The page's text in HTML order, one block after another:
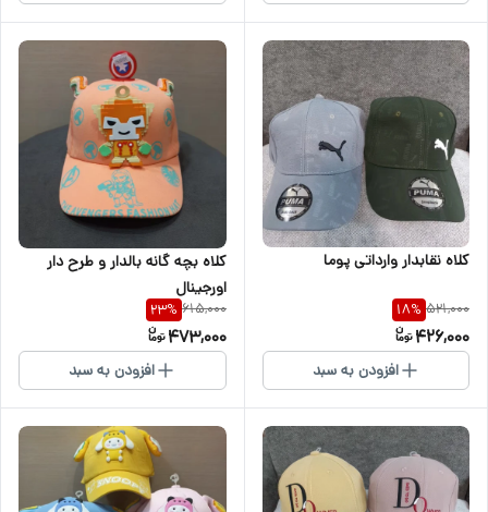
کلاه نقابدار وارداتی پوما
521,000
18%
426,000
افزودن به سبد
کلاه بچه گانه بالدار و طرح دار
اورجینال
615,000
23%
473,000
افزودن به سبد